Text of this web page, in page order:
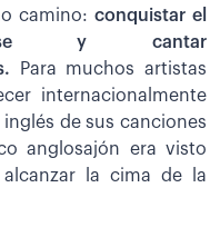
camino:conquistar el
y cantar
Para muchos artistas
internacionalmente
de sus canciones
anglosajón era visto
la cima de la